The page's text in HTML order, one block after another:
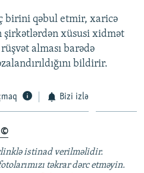
birini qəbul etmir, xaricə
şirkətlərdən xüsusi xidmət
alması barədə
bildirir.
Bizi izlə
©
istinad verilməlidir.
təkrar dərc etməyin.